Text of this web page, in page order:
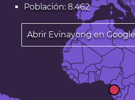
Población: 8.462
Abrir Evinayong en